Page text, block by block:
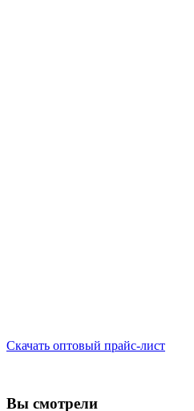
Скачать оптовый прайс-лист
Вы смотрели